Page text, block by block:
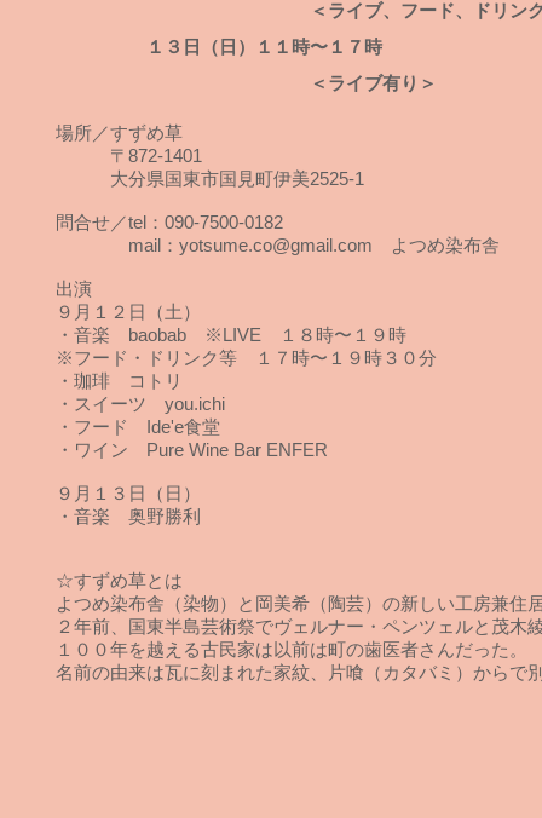
＜ライブ、フード、ドリンク、スイ
１３日（日）１１時〜１７時
＜ライブ有り＞
場所／すずめ草
〒872-1401
大分県国東市国見町伊美2525-1
問合せ／tel：090-7500-0182
mail：yotsume.co@gmail.com よつめ染布舎
出演
９月１２日（土）
・音楽 baobab ※LIVE １８時〜１９時
※フード・ドリンク等 １７時〜１９時３０分
・珈琲 コトリ
・スイーツ you.ichi
・フード Ide'e食堂
・ワイン Pure Wine Bar ENFER
９月１３日（日）
・音楽 奥野勝利
☆すずめ草とは
よつめ染布舎（染物）と岡美希（陶芸）の新しい工房兼住
２年前、国東半島芸術祭でヴェルナー・ペンツェルと茂
１００年を越える古民家は以前は町の歯医者さんだった。
名前の由来は瓦に刻まれた家紋、片喰（カタバミ）からで